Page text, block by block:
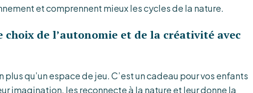
et comprennent mieux les cycles de la nature.
choix de l’autonomie et de la créativité avec
plus qu’un espace de jeu. C’est un cadeau pour vos enfants
imagination, les reconnecte à la nature et leur donne la